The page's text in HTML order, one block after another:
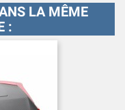
LA MÊME
: